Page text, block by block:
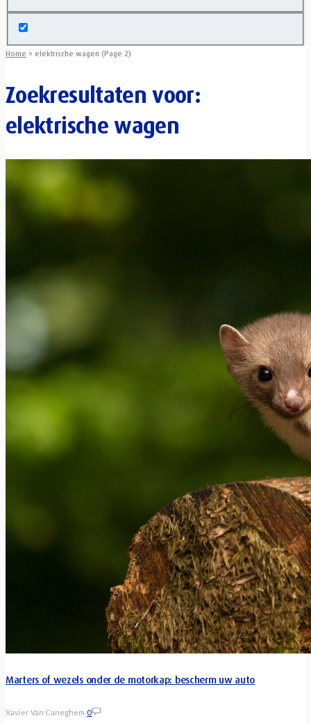
Home » elektrische wagen (Page 2)
Zoekresultaten voor:
elektrische wagen
Marters of wezels onder de motorkap: bescherm uw auto
Xavier Van Caneghem 0